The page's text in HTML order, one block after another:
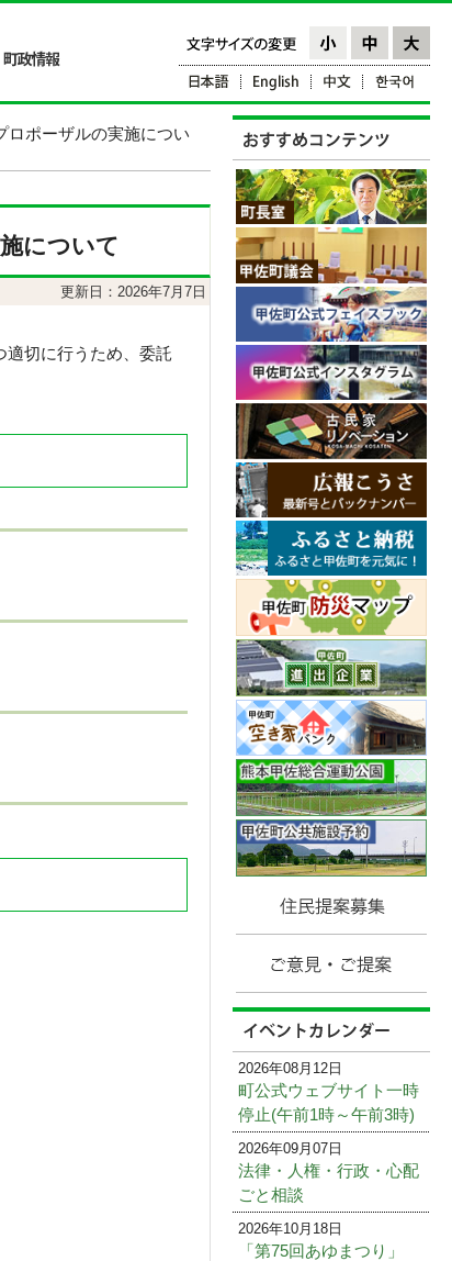
ロポーザルの実施につい
について
更新日：2026年7月7日
切に行うため、委託
2026年08月12日
町公式ウェブサイト一時
停止(午前1時～午前3時)
2026年09月07日
法律・人権・行政・心配
ごと相談
2026年10月18日
「第75回あゆまつり」